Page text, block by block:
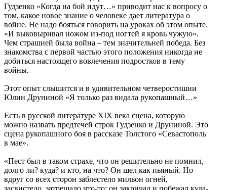
Гудзенко «Когда на бой идут…» приводит нас к вопросу о
том, какое новое знание о человеке дает литература о
войне. Не надо бояться говорить на уроках об этом опыте.
«И выковыривал ножом из-под ногтей я кровь чужую».
Чем страшней была война – тем значительней победа. Без
знакомства с первой частью этого положения никогда не
добиться настоящего вовлечения подростков в тему
войны.
Этот опыт слышится и в удивительном четверостишии
Юлии Друниной «Я только раз видала рукопашный…»
Есть в русской литературе XIX века сцена, которую
можно назвать предтечей строк Гудзенко и Друниной. Это
сцена рукопашного боя в рассказе Толстого «Севастополь
в мае».
«Пест был в таком страхе, что он решительно не помнил,
долго ли? куда? и кто, на что? Он шел как пьяный. Но
вдруг со всех сторон заблестело мильон огней,
засвистело, затрещало что-то; он закричал и побежал куда-